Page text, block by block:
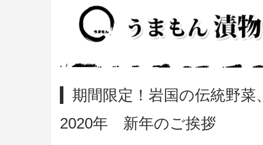
期間限定！岩国の伝統野菜
2020年 新年のご挨拶